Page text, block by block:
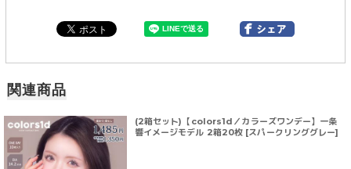
関連商品
(2箱セット)【colors1d／カラーズワンデー】一条
響イメージモデル 2箱20枚 [スパークリンググレー]